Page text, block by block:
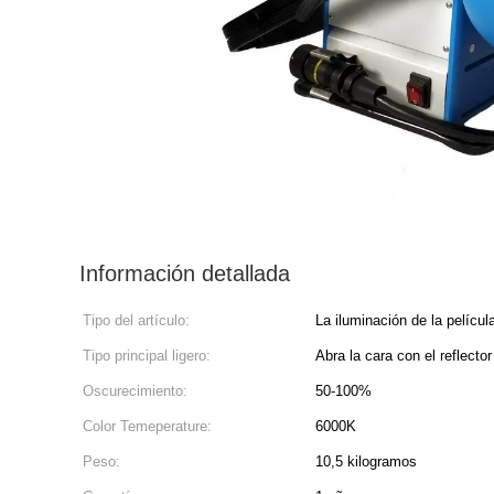
Información detallada
Tipo del artículo: La iluminación de la
Tipo principal ligero: Abra la cara con el reflector
Oscurecimiento: 50-100%
Color Temeperature: 6000K
Peso: 10,5 kilogramos